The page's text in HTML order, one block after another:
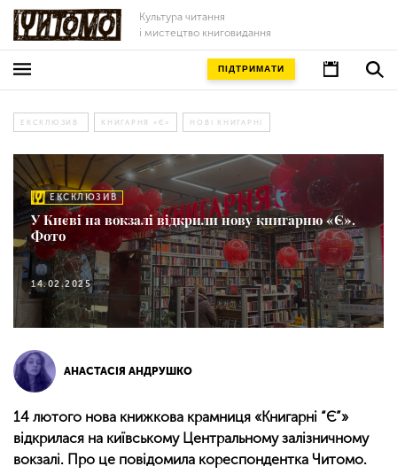
Культура читання
і мистецтво книговидання
ПІДТРИМАТИ
ЕКСКЛЮЗИВ КНИГАРНЯ «Є» НОВІ КНИГАРНІ
ЕКСКЛЮЗИВ
У Києві на вокзалі відкрили нову книгарню «Є».
Фото
14.02.2025
АНАСТАСІЯ АНДРУШКО
14 лютого нова книжкова крамниця «Книгарні “Є”»
відкрилася на київському Центральному залізничному
вокзалі. Про це повідомила кореспондентка Читомо.